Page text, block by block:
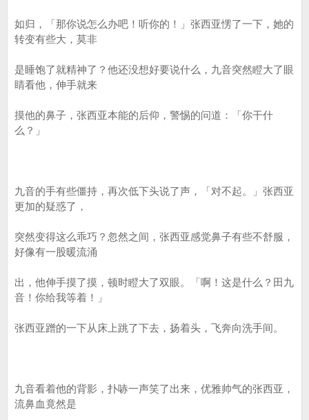
如归，「那你说怎么办吧！听你的！」张西亚愣了一下，她的
转变有些大，莫非
是睡饱了就精神了？他还没想好要说什么，九音突然瞪大了眼
睛看他，伸手就来
摸他的鼻子，张西亚本能的后仰，警惕的问道：「你干什
么？」
九音的手有些僵持，再次低下头说了声，「对不起。」张西亚
更加的疑惑了，
突然变得这么乖巧？忽然之间，张西亚感觉鼻子有些不舒服，
好像有一股暖流涌
出，他伸手摸了摸，顿时瞪大了双眼。「啊！这是什么？田九
音！你给我等着！」
张西亚蹭的一下从床上跳了下去，扬着头，飞奔向洗手间。
九音看着他的背影，扑哧一声笑了出来，优雅帅气的张西亚，
流鼻血竟然是